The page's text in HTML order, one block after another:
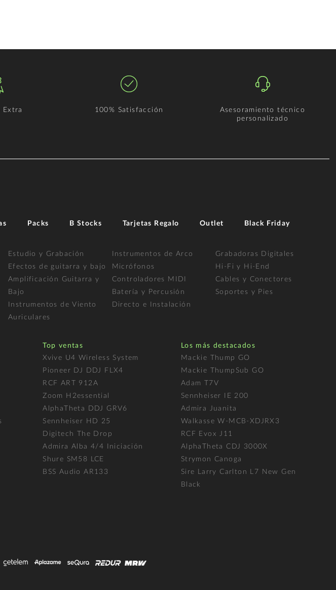
Extra 100% Satisfacción
Asesoramiento técnico
personalizado
Packs B Stocks Tarjetas Regalo Outlet Black Friday
Estudio y Grabación
Efectos de guitarra y bajo
Amplificación Guitarra y
Bajo
Instrumentos de Viento
Auriculares
Instrumentos de Arco
Micrófonos
Controladores MIDI
Batería y Percusión
Directo e Instalación
Grabadoras Digitales
Hi-Fi y Hi-End
Cables y Conectores
Soportes y Pies
Top ventas
Xvive U4 Wireless System
Pioneer DJ DDJ FLX4
RCF ART 912A
Zoom H2essential
AlphaTheta DDJ GRV6
Sennheiser HD 25
Digitech The Drop
Admira Alba 4/4 Iniciación
Shure SM58 LCE
BSS Audio AR133
Los más destacados
Mackie Thump GO
Mackie ThumpSub GO
Adam T7V
Sennheiser IE 200
Admira Juanita
Walkasse W-MCB-XDJRX3
RCF Evox J11
AlphaTheta CDJ 3000X
Strymon Canoga
Sire Larry Carlton L7 New Gen
Black